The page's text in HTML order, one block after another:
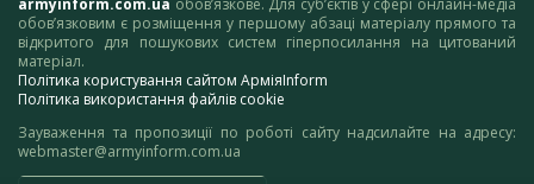
armyinform.com.ua обов’язкове. Для суб’єктів у сфері онлайн-медіа
обов’язковим є розміщення у першому абзаці матеріалу прямого та
відкритого для пошукових систем гіперпосилання на цитований
матеріал.
Політика користування сайтом АрміяInform
Політика використання файлів cookie
Зауваження та пропозиції по роботі сайту надсилайте на адресу:
webmaster@armyinform.com.ua